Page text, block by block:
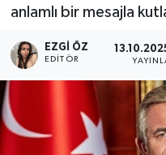
anlamlı bir mesajla
EZGI ÖZ
EDITÖR
Son Dakika
Haber Arşivi